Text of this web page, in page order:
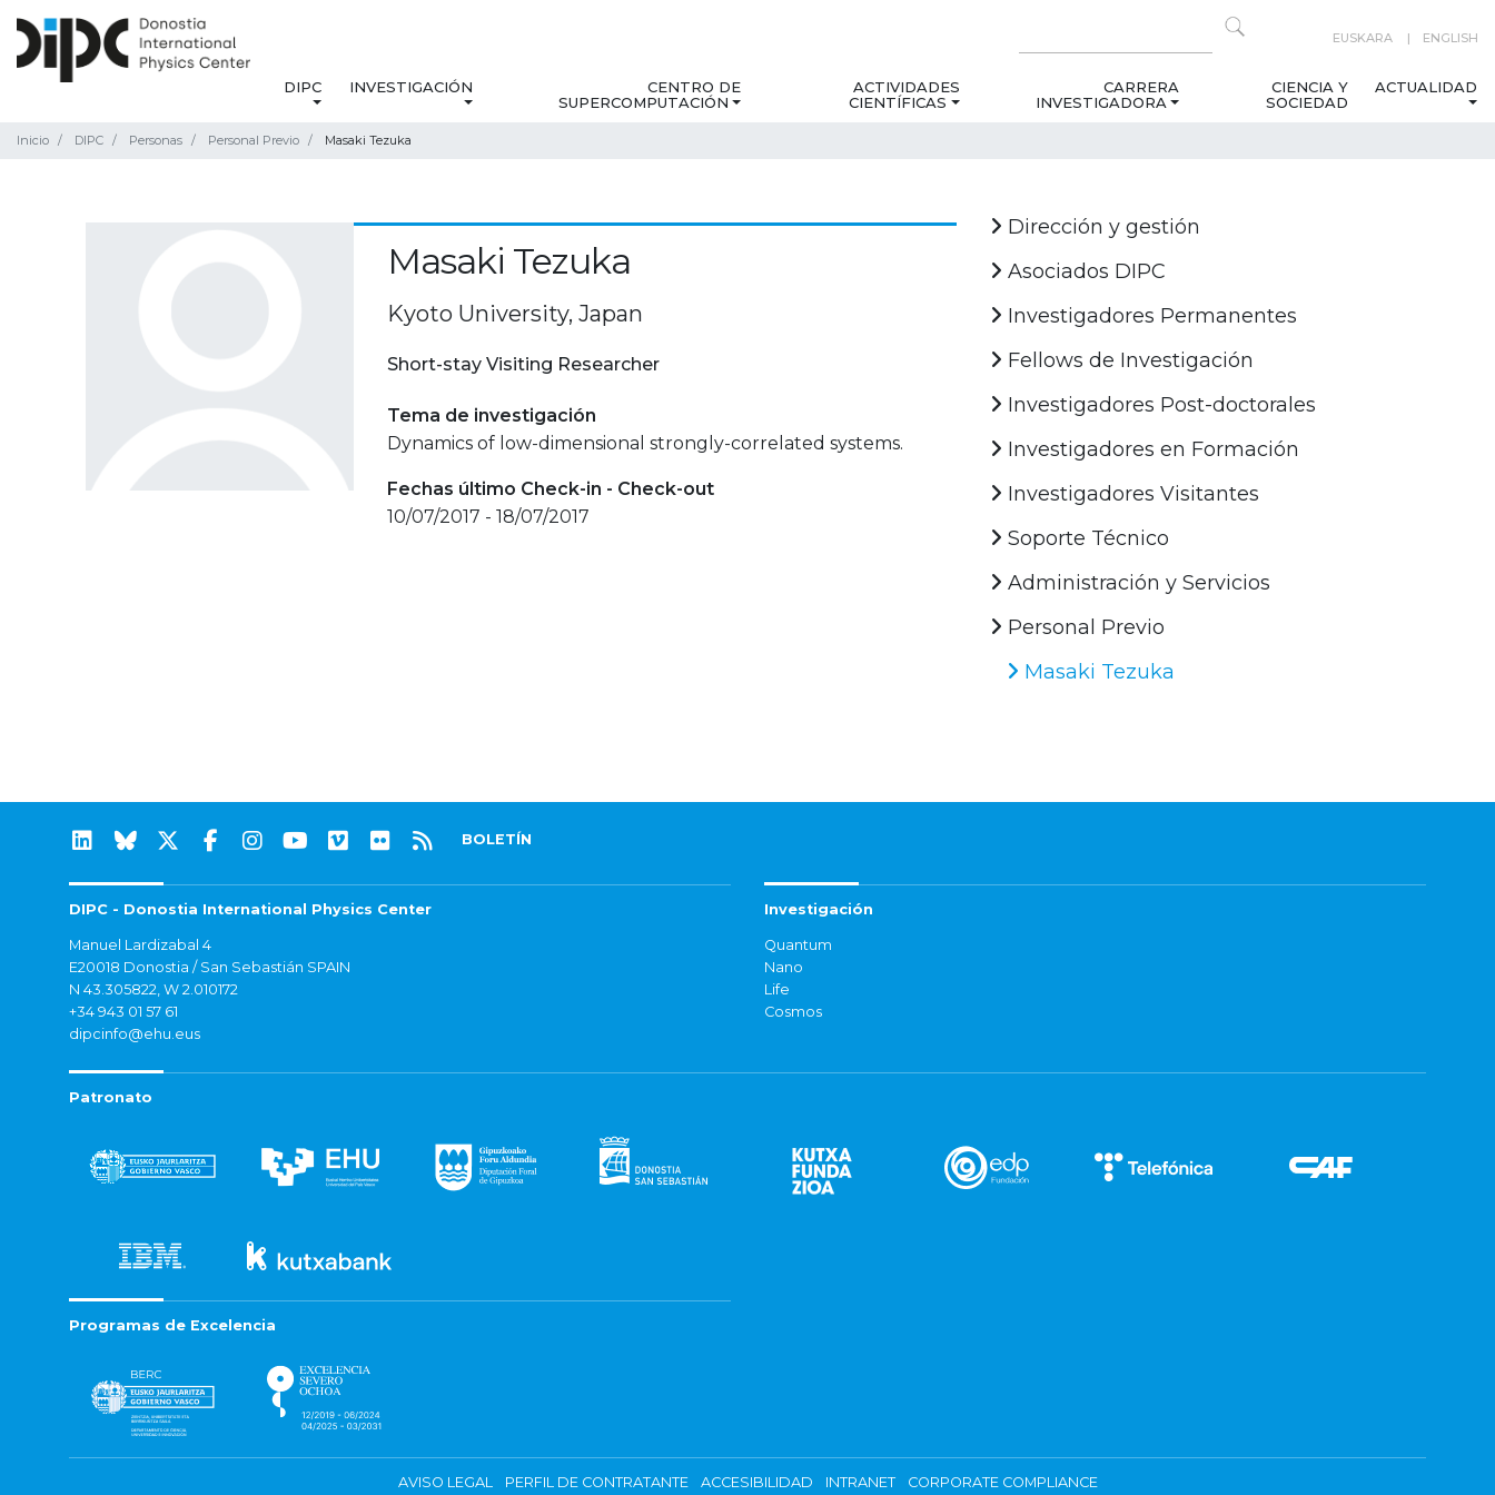
EUSKARA ENGLISH
DIPC INVESTIGACIÓN
CENTRO DE
SUPERCOMPUTACIÓN
ACTIVIDADES
CIENTÍFICAS
CARRERA
INVESTIGADORA
CIENCIA Y
SOCIEDAD
ACTUALIDAD
Inicio DIPC Personas Personal Previo Masaki Tezuka
Masaki Tezuka
Kyoto University, Japan
Short-stay Visiting Researcher
Tema de investigación
Dynamics of low-dimensional strongly-correlated systems.
Fechas último Check-in - Check-out
10/07/2017 - 18/07/2017
Dirección y gestión
Asociados DIPC
Investigadores Permanentes
Fellows de Investigación
Investigadores Post-doctorales
Investigadores en Formación
Investigadores Visitantes
Soporte Técnico
Administración y Servicios
Personal Previo
Masaki Tezuka
BOLETÍN
DIPC - Donostia International Physics Center
Manuel Lardizabal 4
E20018 Donostia / San Sebastián SPAIN
N 43.305822, W 2.010172
+34 943 01 57 61
dipcinfo@ehu.eus
Investigación
Quantum
Nano
Life
Cosmos
Patronato
Programas de Excelencia
AVISO LEGAL PERFIL DE CONTRATANTE ACCESIBILIDAD INTRANET CORPORATE COMPLIANCE